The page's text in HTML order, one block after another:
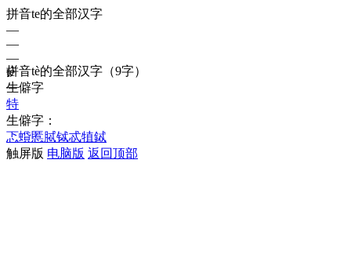
拼音te的全部汉字
—
—
—
tè
—
拼音tè的全部汉字 （9字）
生僻字
特
生僻字：
忑蟘慝脦铽忒犆鋱
触屏版 电脑版 返回顶部